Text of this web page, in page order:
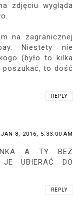
zdjęciu wygląda
na zagranicznej
Niestety nie
(było to kilka
poszukać, to dość
REPLY
JAN 8, 2016, 5:33:00 AM
A TY BEZ
JE UBIERAĆ DO
REPLY